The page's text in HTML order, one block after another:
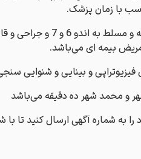
با زمان پزشک.
دندانپزشک با
بیمه ای می‌باشد.
و بینایی و شنوایی
و محمد شهر ده دقیقه می‌باشد
به شماره آگهی ارسال کنید تا